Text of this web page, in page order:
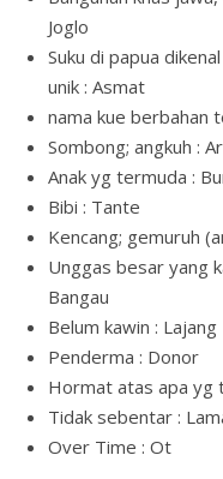
Joglo
Suku di papua
unik : Asmat
nama kue berbahan
Sombong; angkuh :
Anak yg termuda :
Bibi : Tante
Kencang; gemuruh
Unggas besar yang
Bangau
Belum kawin : Lajang
Penderma : Donor
Hormat atas apa yg
Tidak sebentar :
Over Time : Ot